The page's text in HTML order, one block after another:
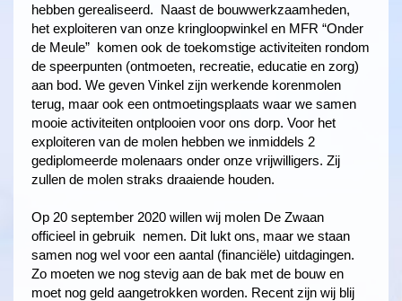
hebben gerealiseerd. Naast de bouwwerkzaamheden,
het exploiteren van onze kringloopwinkel en MFR “Onder
de Meule” komen ook de toekomstige activiteiten rondom
de speerpunten (ontmoeten, recreatie, educatie en zorg)
aan bod. We geven Vinkel zijn werkende korenmolen
terug, maar ook een ontmoetingsplaats waar we samen
mooie activiteiten ontplooien voor ons dorp. Voor het
exploiteren van de molen hebben we inmiddels 2
gediplomeerde molenaars onder onze vrijwilligers. Zij
zullen de molen straks draaiende houden.
Op 20 september 2020 willen wij molen De Zwaan
officieel in gebruik nemen. Dit lukt ons, maar we staan
samen nog wel voor een aantal (financiële) uitdagingen.
Zo moeten we nog stevig aan de bak met de bouw en
moet nog geld aangetrokken worden. Recent zijn wij blij